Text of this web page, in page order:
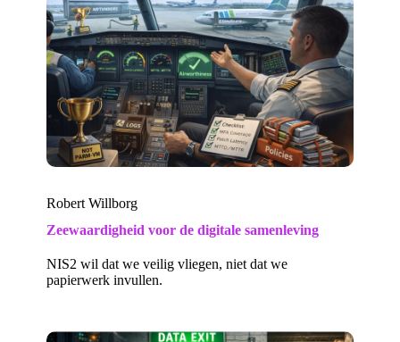
Robert Willborg
Zeewaardigheid voor de digitale samenleving
NIS2 wil dat we veilig vliegen, niet dat we
papierwerk invullen.